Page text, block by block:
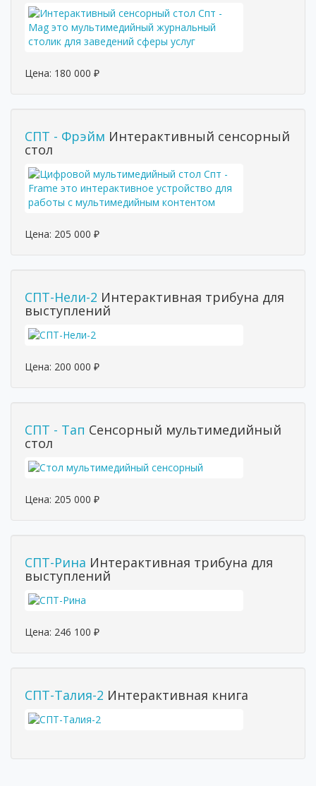
Цена: 180 000 ₽
СПТ - Фрэйм Интерактивный сенсорный
стол
Цена: 205 000 ₽
СПТ-Нели-2 Интерактивная трибуна для
выступлений
Цена: 200 000 ₽
СПТ - Тап Сенсорный мультимедийный
стол
Цена: 205 000 ₽
СПТ-Рина Интерактивная трибуна для
выступлений
Цена: 246 100 ₽
СПТ-Талия-2 Интерактивная книга